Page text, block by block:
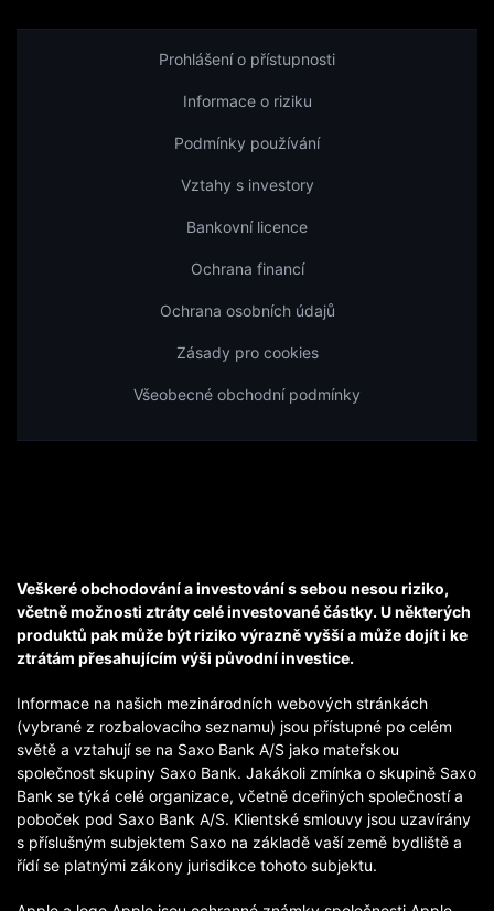
Prohlášení o přístupnosti
Informace o riziku
Podmínky používání
Vztahy s investory
Bankovní licence
Ochrana financí
Ochrana osobních údajů
Zásady pro cookies
Všeobecné obchodní podmínky
Veškeré obchodování a investování s sebou nesou riziko,
včetně možnosti ztráty celé investované částky. U některých
produktů pak může být riziko výrazně vyšší a může dojít i ke
ztrátám přesahujícím výši původní investice.
Informace na našich mezinárodních webových stránkách
(vybrané z rozbalovacího seznamu) jsou přístupné po celém
světě a vztahují se na Saxo Bank A/S jako mateřskou
společnost skupiny Saxo Bank. Jakákoli zmínka o skupině Saxo
Bank se týká celé organizace, včetně dceřiných společností a
poboček pod Saxo Bank A/S. Klientské smlouvy jsou uzavírány
s příslušným subjektem Saxo na základě vaší země bydliště a
řídí se platnými zákony jurisdikce tohoto subjektu.